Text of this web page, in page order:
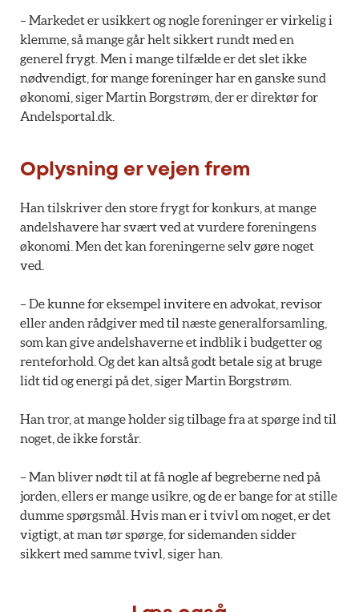
– Markedet er usikkert og nogle foreninger er virkelig i
klemme, så mange går helt sikkert rundt med en
generel frygt. Men i mange tilfælde er det slet ikke
nødvendigt, for mange foreninger har en ganske sund
økonomi, siger Martin Borgstrøm, der er direktør for
Andelsportal.dk.
Oplysning er vejen frem
Han tilskriver den store frygt for konkurs, at mange
andelshavere har svært ved at vurdere foreningens
økonomi. Men det kan foreningerne selv gøre noget
ved.
– De kunne for eksempel invitere en advokat, revisor
eller anden rådgiver med til næste generalforsamling,
som kan give andelshaverne et indblik i budgetter og
renteforhold. Og det kan altså godt betale sig at bruge
lidt tid og energi på det, siger Martin Borgstrøm.
Han tror, at mange holder sig tilbage fra at spørge ind til
noget, de ikke forstår.
– Man bliver nødt til at få nogle af begreberne ned på
jorden, ellers er mange usikre, og de er bange for at stille
dumme spørgsmål. Hvis man er i tvivl om noget, er det
vigtigt, at man tør spørge, for sidemanden sidder
sikkert med samme tvivl, siger han.